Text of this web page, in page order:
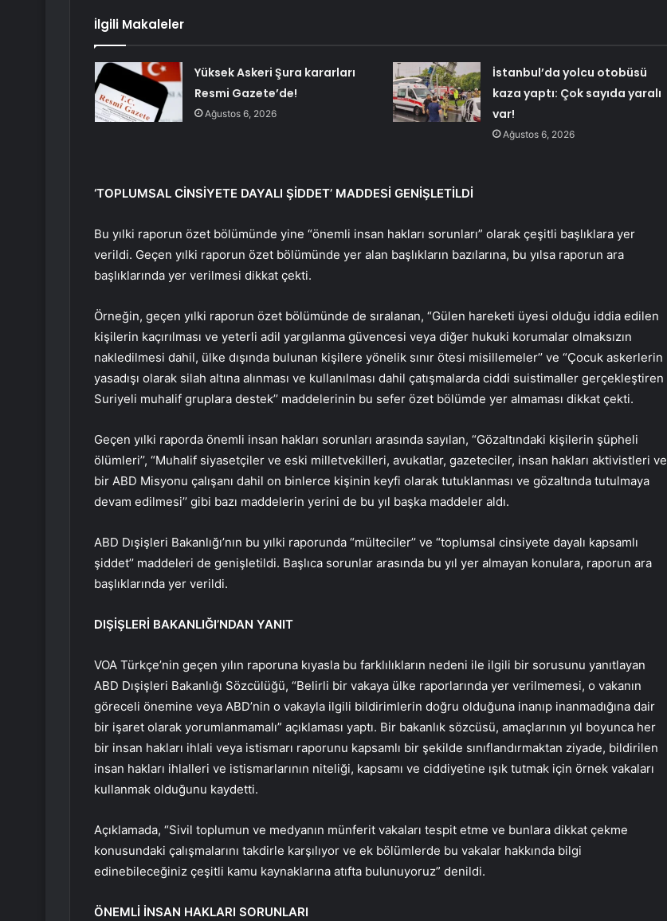
İlgili Makaleler
Yüksek Askeri Şura kararları
Resmi Gazete’de!
Ağustos 6, 2026
İstanbul’da yolcu otobüsü
kaza yaptı: Çok sayıda yaralı
var!
Ağustos 6, 2026
‘TOPLUMSAL CİNSİYETE DAYALI ŞİDDET’ MADDESİ GENİŞLETİLDİ
Bu yılki raporun özet bölümünde yine “önemli insan hakları sorunları” olarak çeşitli başlıklara yer
verildi. Geçen yılki raporun özet bölümünde yer alan başlıkların bazılarına, bu yılsa raporun ara
başlıklarında yer verilmesi dikkat çekti.
Örneğin, geçen yılki raporun özet bölümünde de sıralanan, “Gülen hareketi üyesi olduğu iddia edilen
kişilerin kaçırılması ve yeterli adil yargılanma güvencesi veya diğer hukuki korumalar olmaksızın
nakledilmesi dahil, ülke dışında bulunan kişilere yönelik sınır ötesi misillemeler’’ ve “Çocuk askerlerin
yasadışı olarak silah altına alınması ve kullanılması dahil çatışmalarda ciddi suistimaller gerçekleştiren
Suriyeli muhalif gruplara destek’’ maddelerinin bu sefer özet bölümde yer almaması dikkat çekti.
Geçen yılki raporda önemli insan hakları sorunları arasında sayılan, “Gözaltındaki kişilerin şüpheli
ölümleri’’, “Muhalif siyasetçiler ve eski milletvekilleri, avukatlar, gazeteciler, insan hakları aktivistleri ve
bir ABD Misyonu çalışanı dahil on binlerce kişinin keyfi olarak tutuklanması ve gözaltında tutulmaya
devam edilmesi’’ gibi bazı maddelerin yerini de bu yıl başka maddeler aldı.
ABD Dışişleri Bakanlığı’nın bu yılki raporunda “mülteciler’’ ve “toplumsal cinsiyete dayalı kapsamlı
şiddet’’ maddeleri de genişletildi. Başlıca sorunlar arasında bu yıl yer almayan konulara, raporun ara
başlıklarında yer verildi.
DIŞİŞLERİ BAKANLIĞI’NDAN YANIT
VOA Türkçe’nin geçen yılın raporuna kıyasla bu farklılıkların nedeni ile ilgili bir sorusunu yanıtlayan
ABD Dışişleri Bakanlığı Sözcülüğü, “Belirli bir vakaya ülke raporlarında yer verilmemesi, o vakanın
göreceli önemine veya ABD’nin o vakayla ilgili bildirimlerin doğru olduğuna inanıp inanmadığına dair
bir işaret olarak yorumlanmamalı” açıklaması yaptı. Bir bakanlık sözcüsü, amaçlarının yıl boyunca her
bir insan hakları ihlali veya istismarı raporunu kapsamlı bir şekilde sınıflandırmaktan ziyade, bildirilen
insan hakları ihlalleri ve istismarlarının niteliği, kapsamı ve ciddiyetine ışık tutmak için örnek vakaları
kullanmak olduğunu kaydetti.
Açıklamada, “Sivil toplumun ve medyanın münferit vakaları tespit etme ve bunlara dikkat çekme
konusundaki çalışmalarını takdirle karşılıyor ve ek bölümlerde bu vakalar hakkında bilgi
edinebileceğiniz çeşitli kamu kaynaklarına atıfta bulunuyoruz” denildi.
ÖNEMLİ İNSAN HAKLARI SORUNLARI